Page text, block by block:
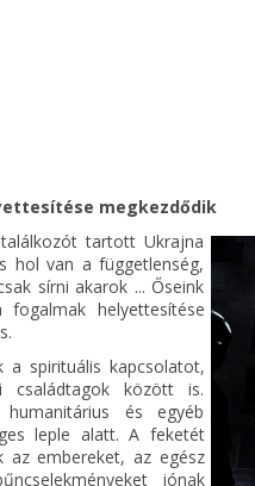
megkezdődik
tartott Ukrajna
hol van a függetlenség,
sírni akarok ... Őseink
helyettesítése
a spirituális kapcsolatot,
között is.
és egyéb
leple alatt. A feketét
az embereket, az egész
jónak